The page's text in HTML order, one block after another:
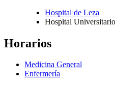
Hospital de Leza
Hospital
Horarios
Medicina General
Enfermería